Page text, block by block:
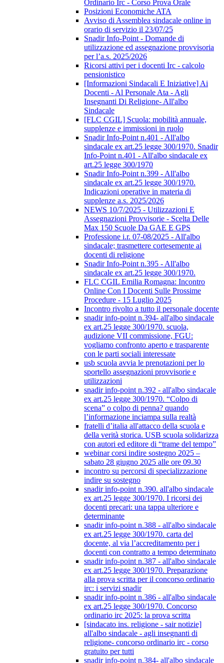
Ordinario Irc - Corso Prova Orale
Posizioni Economiche ATA
Avviso di Assemblea sindacale online in
orario di servizio il 23/07/25
Snadir Info-Point - Domande di
utilizzazione ed assegnazione provvisoria
per l’a.s. 2025/2026
Ricorsi attivi per i docenti Irc - calcolo
pensionistico
[Informazioni Sindacali E Iniziative] Ai
Docenti - Al Personale Ata - Agli
Insegnanti Di Religione- All'albo
Sindacale
[FLC CGIL] Scuola: mobilità annuale,
supplenze e immissioni in ruolo
Snadir Info-Point n.401 - All'albo
sindacale ex art.25 legge 300/1970. Snadir
Info-Point n.401 - All'albo sindacale ex
art.25 legge 300/1970
Snadir Info-Point n.399 - All'albo
sindacale ex art.25 legge 300/1970.
Indicazioni operative in materia di
supplenze a.s. 2025/2026
NEWS 10/7/2025 - Utilizzazioni E
Assegnazioni Provvisorie - Scelta Delle
Max 150 Scuole Da GAE E GPS
Professione i.r. 07-08/2025 - All'albo
sindacale; trasmettere cortesemente ai
docenti di religione
Snadir Info-Point n.395 - All'albo
sindacale ex art.25 legge 300/1970.
FLC CGIL Emilia Romagna: Incontro
Online Con I Docenti Sulle Prossime
Procedure - 15 Luglio 2025
Incontro rivolto a tutto il personale docente
snadir info-point n.394- all'albo sindacale
ex art.25 legge 300/1970. scuola,
audizione VII commissione, FGU:
vogliamo confronto aperto e trasparente
con le parti sociali interessate
usb scuola avvia le prenotazioni per lo
sportello assegnazioni provvisorie e
utilizzazioni
snadir info-point n.392 - all'albo sindacale
ex art.25 legge 300/1970. “Colpo di
scena” o colpo di penna? quando
l’informazione inciampa sulla realtà
fratelli d’italia all'attacco della scuola e
della verità storica. USB scuola solidarizza
con autori ed editore di “trame del tempo”
webinar corsi indire sostegno 2025 –
sabato 28 giugno 2025 alle ore 09.30
incontro su percorsi di specializzazione
indire su sostegno
snadir info-point n.390. all'albo sindacale
ex art.25 legge 300/1970. I ricorsi dei
docenti precari: una tappa ulteriore e
determinante
snadir info-point n.388 - all'albo sindacale
ex art.25 legge 300/1970. carta del
docente, al via l’accreditamento per i
docenti con contratto a tempo determinato
snadir info-point n.387 - all'albo sindacale
ex art.25 legge 300/1970. Preparazione
alla prova scritta per il concorso ordinario
irc: i servizi snadir
snadir info-point n.386 - all'albo sindacale
ex art.25 legge 300/1970. Concorso
ordinario irc 2025: la prova scritta
[sindacato ins. religione - sair notizie]
all'albo sindacale - agli insegnanti di
religione- concorso ordinario irc - corso
gratuito per tutti
snadir info-point n.384- all'albo sindacale